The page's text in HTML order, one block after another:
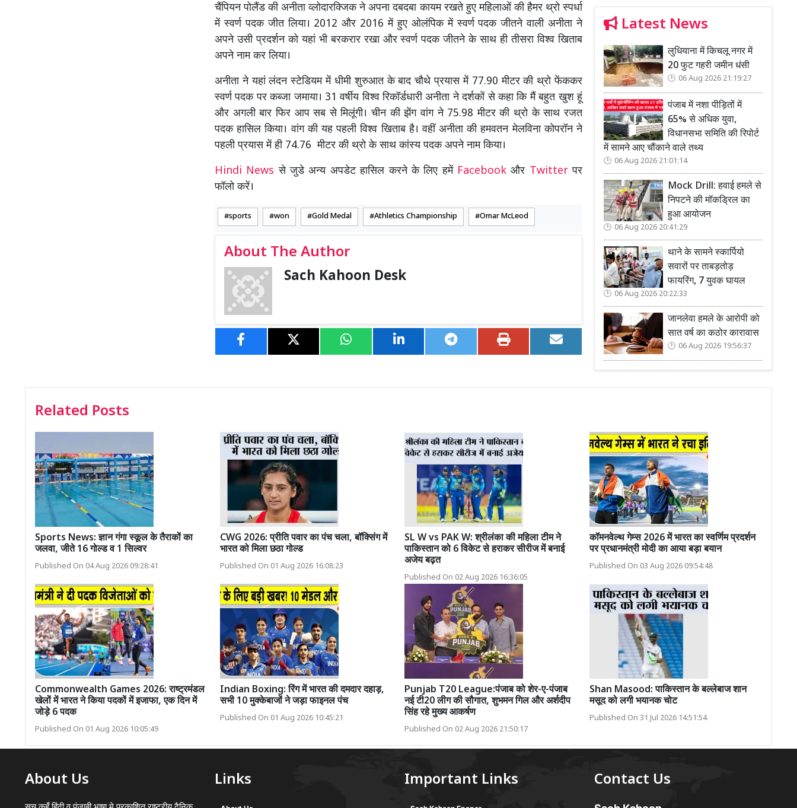
चैंपियन पोलैंड की अनीता व्लोदारक्जिक ने अपना दबदबा कायम रखते हुए महिलाओं की हैमर थ्रो स्पर्धा
में स्वर्ण पदक जीत लिया। 2012 और 2016 में हुए ओलंपिक में स्वर्ण पदक जीतने वाली अनीता ने
अपने उसी प्रदर्शन को यहां भी बरकरार रखा और स्वर्ण पदक जीतने के साथ ही तीसरा विश्व खिताब
अपने नाम कर लिया।
अनीता ने यहां लंदन स्टेडियम में धीमी शुरुआत के बाद चौथे प्रयास में 77.90 मीटर की थ्रो फेंककर
स्वर्ण पदक पर कब्जा जमाया। 31 वर्षीय विश्व रिकॉर्डधारी अनीता ने दर्शकों से कहा कि मैं बहुत खुश हूं
और अगली बार फिर आप सब से मिलूंगी। चीन की झेंग वांग ने 75.98 मीटर की थ्रो के साथ रजत
पदक हासिल किया। वांग की यह पहली विश्व खिताब है। वहीं अनीता की हमवतन मेलविना कोपरॉन ने
पहली प्रयास में ही 74.76 मीटर की थ्रो के साथ कांस्य पदक अपने नाम किया।
Hindi Newsसे जुडे अन्य अपडेट हासिल करने के लिए हमें Facebookऔर Twitterपर
फॉलो करें।
sports won Gold Medal Athletics Championship Omar McLeod
About The Author
Sach Kahoon Desk
Latest News
लुधियाना में किचलू नगर में
20 फुट गहरी जमीन धंसी
06 Aug 2026 21:19:27
पंजाब में नशा पीड़ितों में
65% से अधिक युवा,
विधानसभा समिति की रिपोर्ट
में सामने आए चौंकाने वाले तथ्य
06 Aug 2026 21:01:14
Mock Drill: हवाई हमले से
निपटने की मॉकड्रिल का
हुआ आयोजन
06 Aug 2026 20:41:29
थाने के सामने स्कार्पियो
सवारों पर ताबड़तोड़
फायरिंग, 7 युवक घायल
06 Aug 2026 20:22:33
जानलेवा हमले के आरोपी को
सात वर्ष का कठोर कारावास
06 Aug 2026 19:56:37
Related Posts
Sports News: ज्ञान गंगा स्कूल के तैराकों का
जलवा, जीते 16 गोल्ड व 1 सिल्वर
Published On 04 Aug 2026 09:28:41
CWG 2026: प्रीति पवार का पंच चला, बॉक्सिंग में
भारत को मिला छठा गोल्ड
Published On 01 Aug 2026 16:08:23
SL W vs PAK W: श्रीलंका की महिला टीम ने
पाकिस्तान को 6 विकेट से हराकर सीरीज में बनाई
अजेय बढ़त
Published On 02 Aug 2026 16:36:05
कॉमनवेल्थ गेम्स 2026 में भारत का स्वर्णिम प्रदर्शन
पर प्रधानमंत्री मोदी का आया बड़ा बयान
Published On 03 Aug 2026 09:54:48
Commonwealth Games 2026: राष्ट्रमंडल
खेलों में भारत ने किया पदकों में इजाफा, एक दिन में
जोड़े 6 पदक
Published On 01 Aug 2026 10:05:49
Indian Boxing: रिंग में भारत की दमदार दहाड़,
सभी 10 मुक्केबाजों ने जड़ा फाइनल पंच
Published On 01 Aug 2026 10:45:21
Punjab T20 League:पंजाब को शेर-ए-पंजाब
नई टी20 लीग की सौगात, शुभमन गिल और अर्शदीप
सिंह रहे मुख्य आकर्षण
Published On 02 Aug 2026 21:50:17
Shan Masood: पाकिस्तान के बल्लेबाज शान
मसूद को लगी भयानक चोट
Published On 31 Jul 2026 14:51:54
About Us Links Important Links Contact Us